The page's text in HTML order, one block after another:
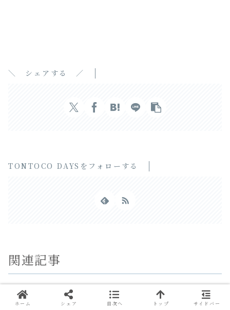
＼ シェアする ／
TONTOCO DAYSをフォローする
関連記事
ホーム シェア 目次へ トップ サイドバー